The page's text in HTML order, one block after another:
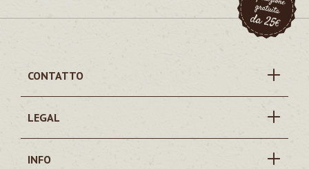
CONTATTO
LEGAL
INFO